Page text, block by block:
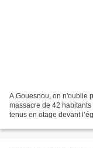
A Gouesnou, on n'oublie
massacre de 42
tenus en otage devant